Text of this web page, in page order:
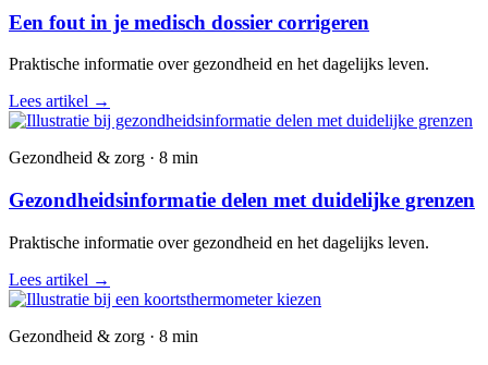
Een fout in je medisch dossier corrigeren
Praktische informatie over gezondheid en het dagelijks leven.
Lees artikel →
Gezondheid & zorg · 8 min
Gezondheidsinformatie delen met duidelijke grenzen
Praktische informatie over gezondheid en het dagelijks leven.
Lees artikel →
Gezondheid & zorg · 8 min